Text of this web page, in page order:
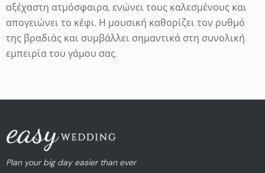
αξέχαστη ατμόσφαιρα, ενώνει τους καλεσμένους και
απογειώνει το κέφι. Η μουσική καθορίζει τον ρυθμό
της βραδιάς και συμβάλλει σημαντικά στη συνολική
εμπειρία του γάμου σας.
Plan your big day easier than ever